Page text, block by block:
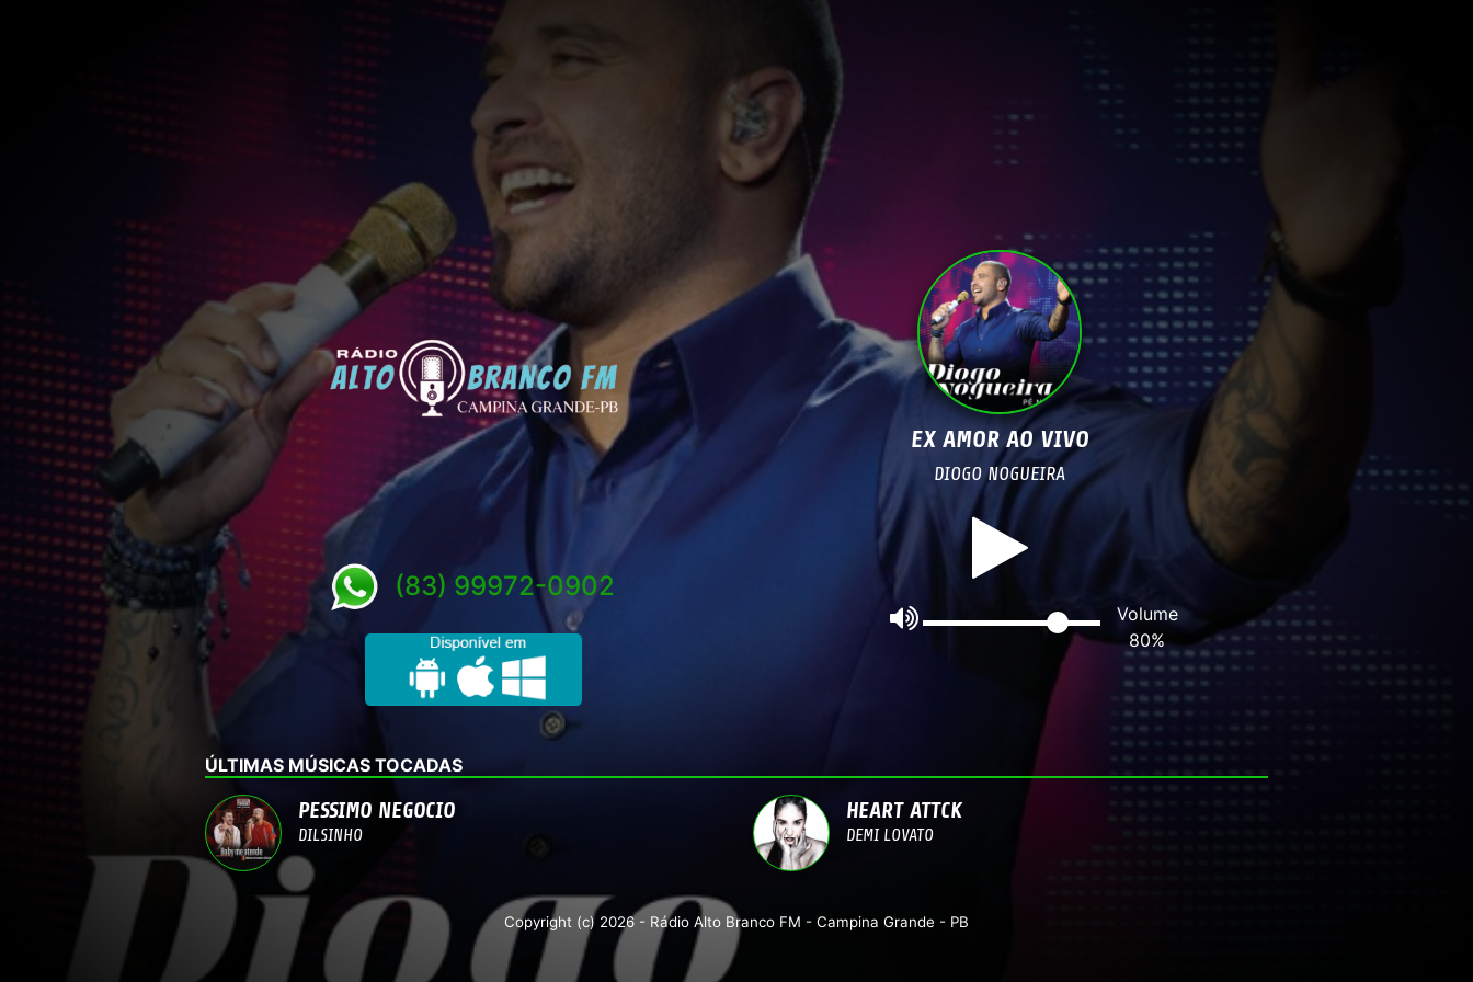
(83) 99972-0902
EX AMOR AO VIVO
DIOGO NOGUEIRA
Volume
80%
ÚLTIMAS MÚSICAS TOCADAS
PESSIMO NEGOCIO
DILSINHO
HEART ATTCK
DEMI LOVATO
Copyright (c) 2026 - Rádio Alto Branco FM - Campina Grande - PB